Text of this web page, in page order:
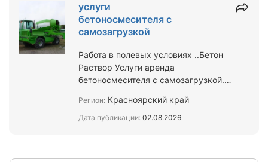
услуги
бетоносмесителя с
самозагрузкой
Работа в полевых условиях ..Бетон
Раствор Услуги аренда
бетоносмесителя с самозагрузкой.
трудно доступном месте
Регион: Красноярский край
Дата публикации: 02.08.2026